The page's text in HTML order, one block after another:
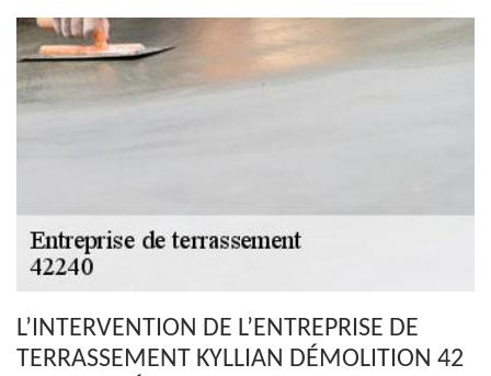
L’INTERVENTION DE L’ENTREPRISE DE
TERRASSEMENT KYLLIAN DÉMOLITION 42